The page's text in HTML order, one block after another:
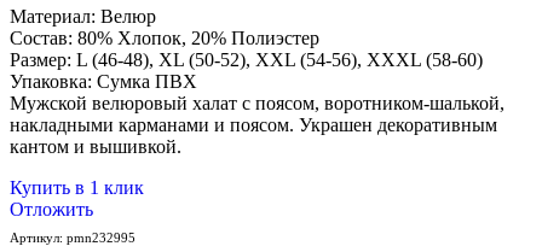
1
клиента
Материал: Велюр
Состав: 80% Хлопок, 20% Полиэстер
Размер: L (46-48), XL (50-52), XXL (54-56), XXXL (58-60)
Упаковка: Сумка ПВХ
Мужской велюровый халат с поясом, воротником-шалькой,
накладными карманами и поясом. Украшен декоративным
кантом и вышивкой.
Купить в 1 клик
Отложить
Артикул: pmn232995